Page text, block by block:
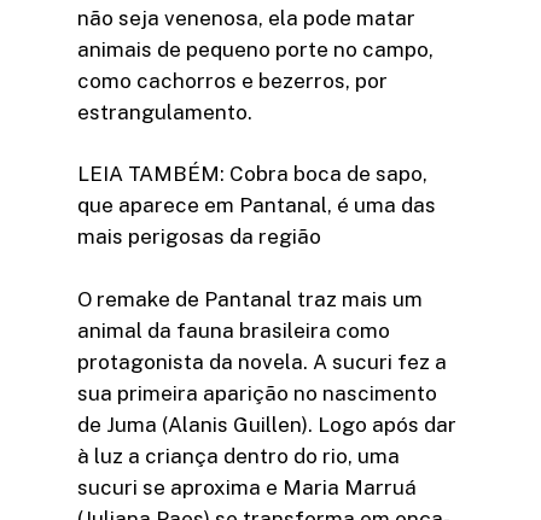
não seja venenosa, ela pode matar
animais de pequeno porte no campo,
como cachorros e bezerros, por
estrangulamento.
LEIA TAMBÉM: Cobra boca de sapo,
que aparece em Pantanal, é uma das
mais perigosas da região
O remake de Pantanal traz mais um
animal da fauna brasileira como
protagonista da novela. A sucuri fez a
sua primeira aparição no nascimento
de Juma (Alanis Guillen). Logo após dar
à luz a criança dentro do rio, uma
sucuri se aproxima e Maria Marruá